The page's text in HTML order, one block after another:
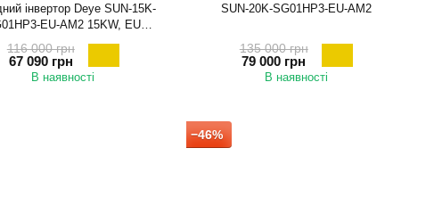
інвертор Deye SUN-15K-
EU-AM2 15KW, EU
116 000 грн
67 090 грн
В наявності
SUN-20K-SG01HP3-EU-AM2
135 000 грн
79 000 грн
В наявності
−46%